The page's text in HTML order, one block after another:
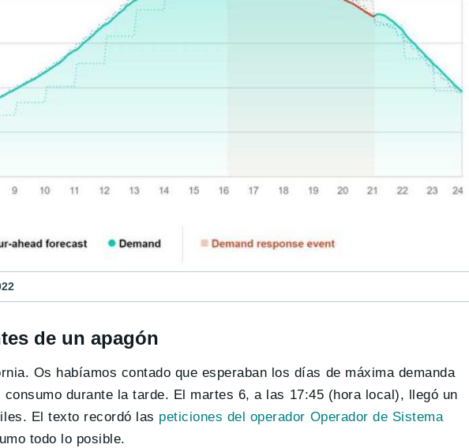
de un apagón
Os habíamos contado que esperaban los días de máxima demanda
durante la tarde. El martes 6, a las 17:45 (hora local), llegó un
El texto recordó las peticiones del operador Operador de Sistema
todo lo posible.